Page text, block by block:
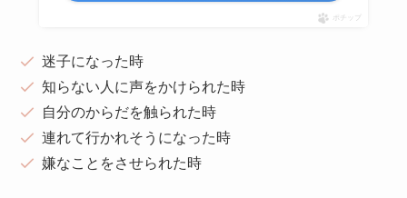
ポチップ
迷子になった時
知らない人に声をかけられた時
自分のからだを触られた時
連れて行かれそうになった時
嫌なことをさせられた時